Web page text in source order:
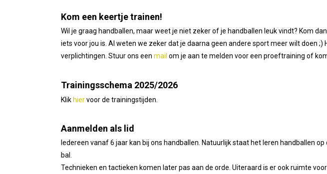
Kom een keertje trainen!
Wil je graag handballen, maar weet je niet zeker of je handballen leuk vindt? Kom
iets voor jou is. Al weten we zeker dat je daarna geen andere sport meer wilt doen
verplichtingen. Stuur ons een mail om je aan te melden voor een proeftraining of
Trainingsschema 2025/2026
Klik hiervoor de trainingstijden.
Aanmelden als lid
Iedereen vanaf 6 jaar kan bij ons handballen. Natuurlijk staat het leren handballen
bal.
Technieken en tactieken komen later pas aan de orde. Uiteraard is er ook ruimte